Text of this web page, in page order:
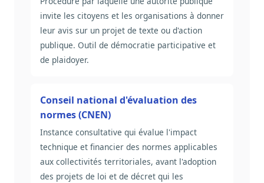
invite les citoyens et les organisations à donner
leur avis sur un projet de texte ou d'action
publique. Outil de démocratie participative et
de plaidoyer.
Conseil national d'évaluation des
normes (CNEN)
Instance consultative qui évalue l'impact
technique et financier des normes applicables
aux collectivités territoriales, avant l'adoption
des projets de loi et de décret qui les